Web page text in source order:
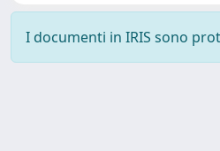
I documenti in IRIS sono